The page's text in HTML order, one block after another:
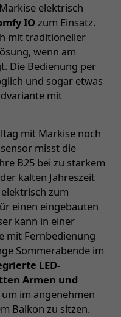
elektrisch
IO zum Einsatz.
mit traditioneller
wenn am
Die Bedienung per
und sogar etwas
mit
mit Markise noch
misst die
B25 bei zu starkem
kalten Jahreszeit
zum
einen eingebauten
kann in einer
mit Fernbedienung
Sommerabende im
LED-
Armen und
um im angenehmen
Balkon zu sitzen.